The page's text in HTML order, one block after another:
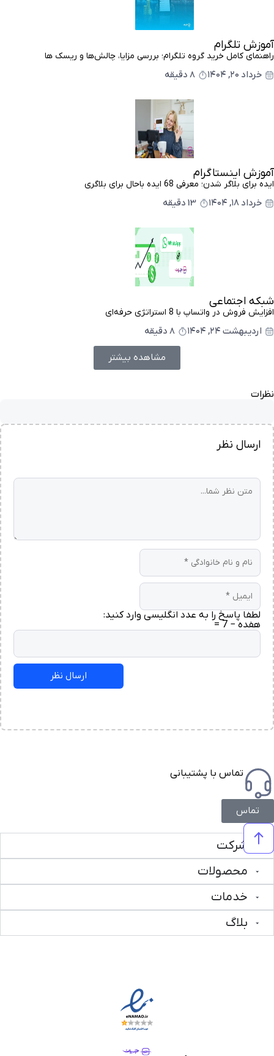
آموزش تلگرام
راهنمای کامل خرید گروه تلگرام؛ بررسی مزایا، چالش‌ها و ریسک ها
خرداد ۲۰, ۱۴۰۴ 8 دقیقه
آموزش اینستاگرام
ایده برای بلاگر شدن؛ معرفی 68 ایده باحال برای بلاگری
خرداد ۱۸, ۱۴۰۴ 13 دقیقه
شبکه اجتماعی
افزایش فروش در واتساپ با 8 استراتژی حرفه‌ای
اردیبهشت ۲۴, ۱۴۰۴ 8 دقیقه
مشاهده بیشتر
نظرات
ارسال نظر
لطفا پاسخ را به عدد انگلیسی وارد کنید:
هفده − 7 =
تماس با پشتیبانی
تماس
شرکت
محصولات
خدمات
بلاگ